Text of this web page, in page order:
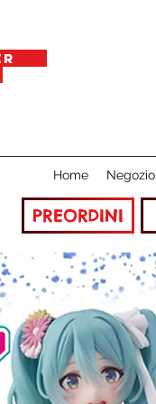
Home Negozio
PREORDINI